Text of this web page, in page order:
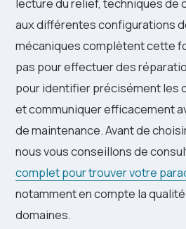
aux différentes configurations
mécaniques complètent cette
pas pour effectuer des
pour identifier précisément les
et communiquer efficacement
de maintenance. Avant de
nous vous conseillons de
complet pour trouver votre
notamment en compte la
domaines.